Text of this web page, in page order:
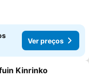
Ver preços
aos favoritos
Kinrinko